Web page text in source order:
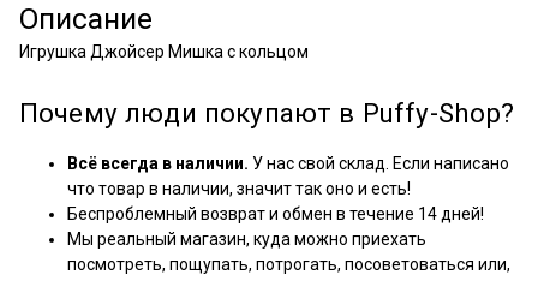
Описание
Игрушка Джойсер Мишка с кольцом
Почему люди покупают в Puffy-Shop?
Всё всегда в наличии. У нас свой склад. Если написано
что товар в наличии, значит так оно и есть!
Беспроблемный возврат и обмен в течение 14 дней!
Мы реальный магазин, куда можно приехать
посмотреть, пощупать, потрогать, посоветоваться или,